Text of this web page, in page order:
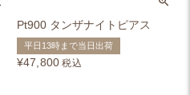
Pt900 タンザナイトピアス
平日13時まで当日出荷
¥47,800 税込